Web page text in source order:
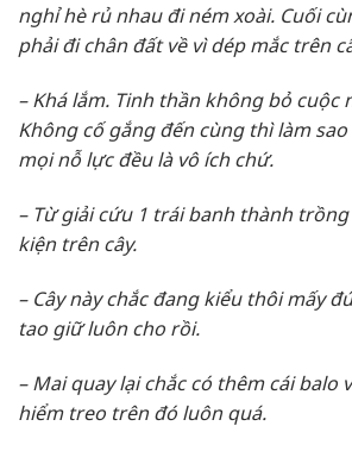
nghỉ hè rủ nhau đi ném xoài. Cuối
phải đi chân đất về vì dép mắc trên
–Khá lắm. Tinh thần không bỏ cuộc
Không cố gắng đến cùng thì làm
mọi nỗ lực đều là vô ích chứ.
– Từ giải cứu 1 trái banh thành
kiện trên cây.
– Cây này chắc đang kiểu thôi mấy
tao giữ luôn cho rồi.
–Mai quay lại chắc có thêm cái balo
hiểm treo trên đó luôn quá.